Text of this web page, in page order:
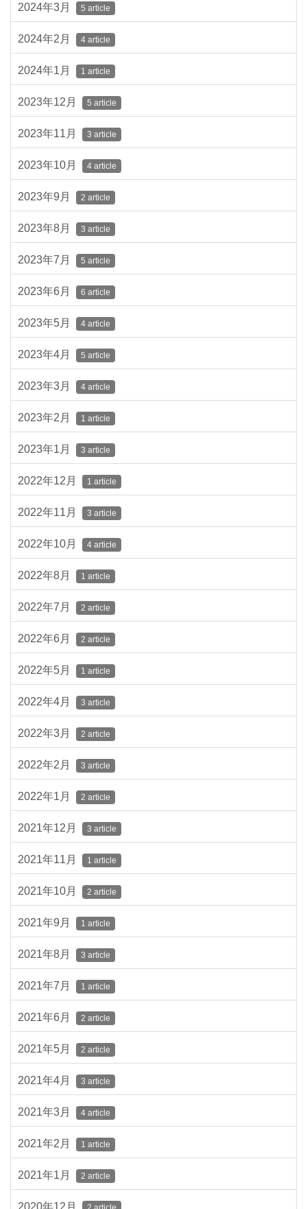
2024年3月 5 article
2024年2月 4 article
2024年1月 1 article
2023年12月 5 article
2023年11月 3 article
2023年10月 4 article
2023年9月 2 article
2023年8月 3 article
2023年7月 5 article
2023年6月 6 article
2023年5月 4 article
2023年4月 5 article
2023年3月 4 article
2023年2月 1 article
2023年1月 3 article
2022年12月 1 article
2022年11月 3 article
2022年10月 4 article
2022年8月 1 article
2022年7月 2 article
2022年6月 2 article
2022年5月 1 article
2022年4月 3 article
2022年3月 2 article
2022年2月 3 article
2022年1月 2 article
2021年12月 3 article
2021年11月 1 article
2021年10月 2 article
2021年9月 1 article
2021年8月 3 article
2021年7月 1 article
2021年6月 2 article
2021年5月 2 article
2021年4月 3 article
2021年3月 4 article
2021年2月 1 article
2021年1月 2 article
2020年12月